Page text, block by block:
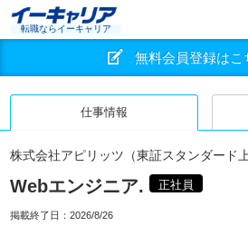
転職ならイーキャリア
無料会員登録はこ
仕事情報
株式会社アピリッツ（東証スタンダード上
Webエンジニア. 正社員
掲載終了日： 2026/8/26